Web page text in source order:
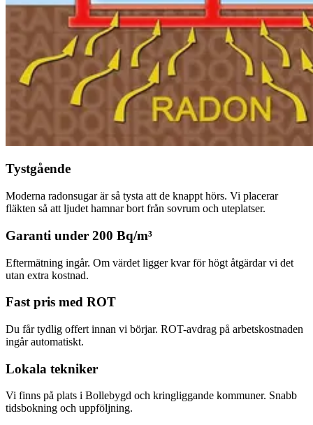
Tystgående
Moderna radonsugar är så tysta att de knappt hörs. Vi placerar
fläkten så att ljudet hamnar bort från sovrum och uteplatser.
Garanti under 200 Bq/m³
Eftermätning ingår. Om värdet ligger kvar för högt åtgärdar vi det
utan extra kostnad.
Fast pris med ROT
Du får tydlig offert innan vi börjar. ROT-avdrag på arbetskostnaden
ingår automatiskt.
Lokala tekniker
Vi finns på plats i Bollebygd och kringliggande kommuner. Snabb
tidsbokning och uppföljning.